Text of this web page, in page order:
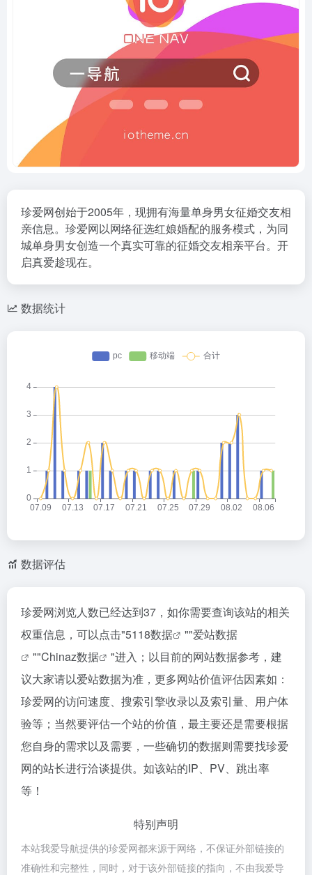
珍爱网创始于2005年，现拥有海量单身男女征婚交友相
亲信息。珍爱网以网络征选红娘婚配的服务模式，为同
城单身男女创造一个真实可靠的征婚交友相亲平台。开
启真爱趁现在。
数据统计
数据评估
珍爱网浏览人数已经达到37，如你需要查询该站的相关
权重信息，可以点击"5118数据 ""爱站数据
""Chinaz数据
"进入；以目前的网站数据参考，建
议大家请以爱站数据为准，更多网站价值评估因素如：
珍爱网的访问速度、搜索引擎收录以及索引量、用户体
验等；当然要评估一个站的价值，最主要还是需要根据
您自身的需求以及需要，一些确切的数据则需要找珍爱
网的站长进行洽谈提供。如该站的IP、PV、跳出率
等！
特别声明
本站我爱导航提供的珍爱网都来源于网络，不保证外部链接的
准确性和完整性，同时，对于该外部链接的指向，不由我爱导